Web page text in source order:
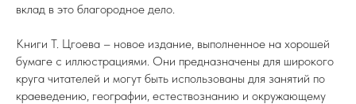
вклад в это благородное дело.
Книги Т. Цгоева – новое издание, выполненное на хорошей
бумаге с иллюстрациями. Они предназначены для широкого
круга читателей и могут быть использованы для занятий по
краеведению, географии, естествознанию и окружающему